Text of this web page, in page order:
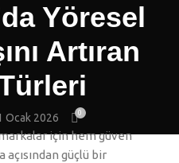
Yöresel
Artıran
Ocak 2026 0
için hem güven
güçlü bir